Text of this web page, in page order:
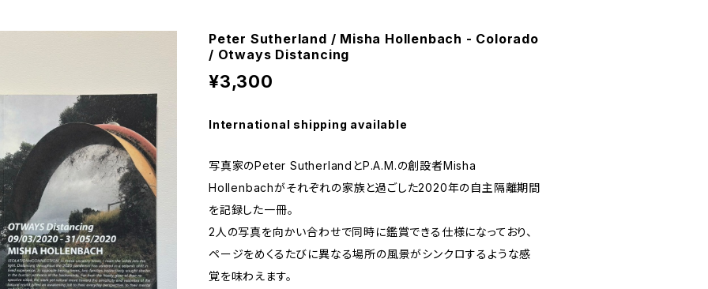
Peter Sutherland / Misha Hollenbach - Colorado
/ Otways Distancing
¥3,300
International shipping available
写真家のPeter SutherlandとP.A.M.の創設者Misha
Hollenbachがそれぞれの家族と過ごした2020年の自主隔離期間
を記録した一冊。
2人の写真を向かい合わせで同時に鑑賞できる仕様になっており、
ページをめくるたびに異なる場所の風景がシンクロするような感
覚を味わえます。